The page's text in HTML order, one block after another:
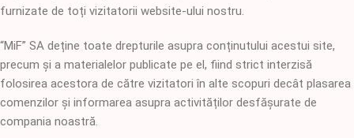
furnizate de toți vizitatorii website-ului nostru.
“MiF” SA deține toate drepturile asupra conținutului acestui site,
precum și a materialelor publicate pe el, fiind strict interzisă
folosirea acestora de către vizitatori în alte scopuri decât plasarea
comenzilor și informarea asupra activităților desfășurate de
compania noastră.